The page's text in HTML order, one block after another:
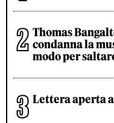
Thomas
condanna la
modo per
Lettera aperta